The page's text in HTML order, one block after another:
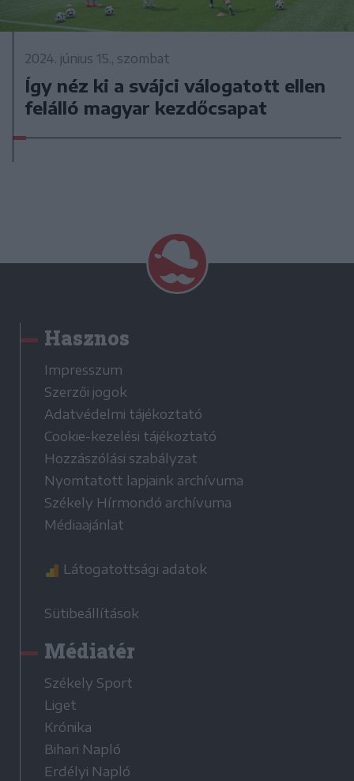
2024. június 15., szombat
Így néz ki a svájci válogatott ellen
felálló magyar kezdőcsapat
Hasznos
Impresszum
Szerzői jogok
Adatvédelmi tájékoztató
Cookie-kezelési tájékoztató
Hozzászólási szabályzat
Nyomtatott lapjaink archívuma
Székely Hírmondó archívuma
Médiaajánlat
Látogatottsági adatok
Sütibeállítások
Médiatér
Székely Sport
Liget
Krónika
Bihari Napló
Erdélyi Napló